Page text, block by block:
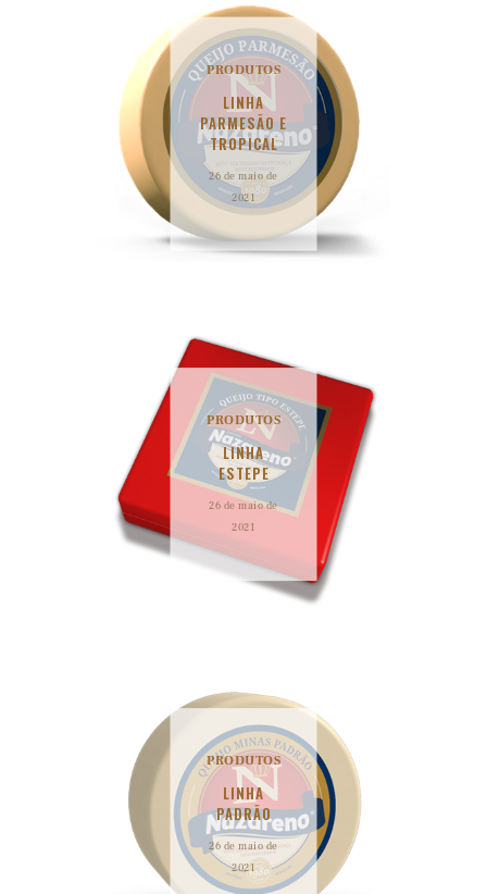
PRODUTOS
LINHA
PARMESÃO E
TROPICAL
26 de maio de
2021
PRODUTOS
LINHA
ESTEPE
26 de maio de
2021
PRODUTOS
LINHA
PADRÃO
26 de maio de
2021